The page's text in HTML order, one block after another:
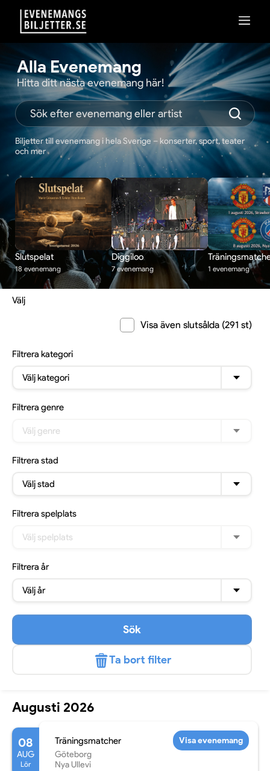
Alla Evenemang
Hitta ditt nästa evenemang här!
Biljetter till evenemang i hela Sverige – konserter, sport, teater
och mer
Slutspelat
18 evenemang
Diggiloo
7 evenemang 1 evenemang
Välj
Visa även slutsålda (291 st)
Filtrera kategori
Välj kategori
Filtrera genre
Välj genre
Filtrera stad
Välj stad
Filtrera spelplats
Välj spelplats
Filtrera år
Välj år
Sök
Ta bort filter
Augusti 2026
08
AUG
Lör
Träningsmatcher
Göteborg
Nya Ullevi
Visa evenemang